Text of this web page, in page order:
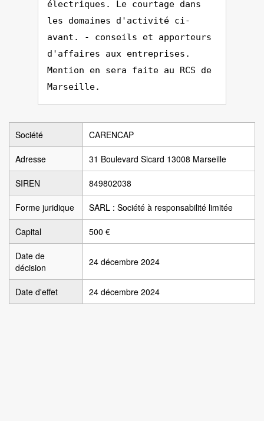
électriques. Le courtage dans
les domaines d'activité ci-
avant. - conseils et apporteurs
d'affaires aux entreprises.
Mention en sera faite au RCS de
Marseille.
Société CARENCAP
Adresse 31 Boulevard Sicard 13008 Marseille
SIREN 849802038
Forme juridique SARL : Société à responsabilité limitée
Capital 500 €
Date de
décision
24 décembre 2024
Date d'effet 24 décembre 2024